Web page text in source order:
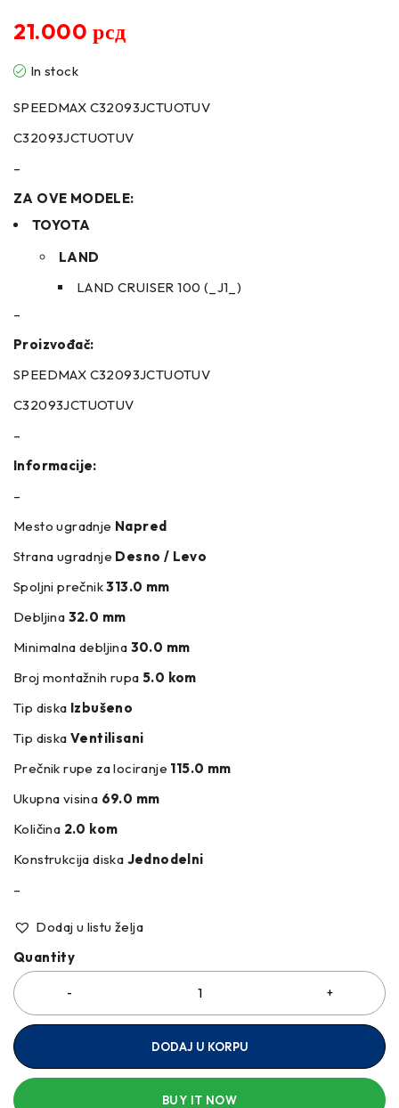
21.000рсд
In stock
SPEEDMAX C32093JCTUOTUV
C32093JCTUOTUV
–
ZA OVE MODELE:
TOYOTA
LAND
LAND CRUISER 100 (_J1_)
–
Proizvođač:
SPEEDMAX C32093JCTUOTUV
C32093JCTUOTUV
–
Informacije:
–
Mesto ugradnje Napred
Strana ugradnje Desno / Levo
Spoljni prečnik313.0 mm
Debljina 32.0 mm
Minimalna debljina 30.0 mm
Broj montažnih rupa 5.0 kom
Tip diska Izbušeno
Tip diska Ventilisani
Prečnik rupe za lociranje 115.0 mm
Ukupna visina 69.0 mm
Količina 2.0 kom
Konstrukcija diska Jednodelni
–
Dodaj u listu želja
Quantity
DODAJ U KORPU
BUY IT NOW